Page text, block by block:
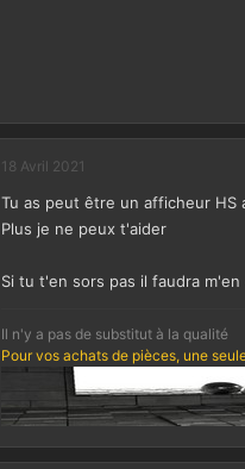
18 Avril 2021
Tu as peut être un afficheur HS
Plus je ne peux t'aider
Si tu t'en sors pas il faudra
Il n'y a pas de substitut à la qualité
Pour vos achats de pièces, une